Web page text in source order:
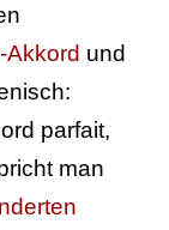
Akkord und
parfait,
man